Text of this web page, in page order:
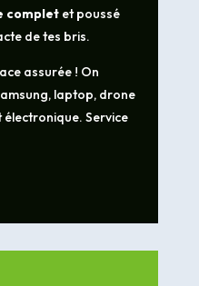
completet poussé
de tes bris.
assurée ! On
laptop, drone
Service